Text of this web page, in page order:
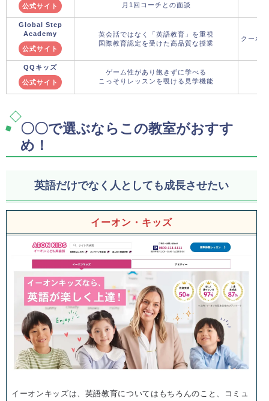
公式サイト
月1回コーチとの面談
Global Step
Academy
公式サイト
英会話ではなく「英語教育」を重視
国際教育認定を受けた高品質な授業
クーポ
QQキッズ
公式サイト
ゲーム性があり飽きずに学べる
こっそりレッスンを覗ける見学機能
〇〇で選ぶならこの教室がおすす
め！
英語だけでなく人としても成長させたい
イーオン・キッズ
イーオンキッズは、英語教育についてはもちろんのこと、コミュ